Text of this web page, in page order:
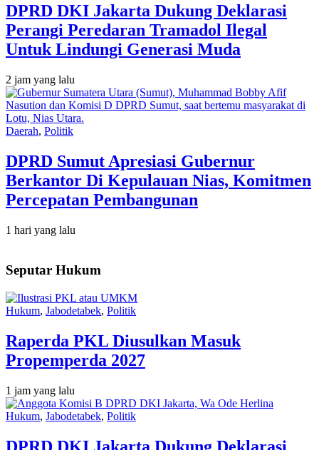
DPRD DKI Jakarta Dukung Deklarasi
Perangi Peredaran Tramadol Ilegal
Untuk Lindungi Generasi Muda
2 jam yang lalu
Daerah, Politik
DPRD Sumut Apresiasi Gubernur
Berkantor Di Kepulauan Nias, Komitmen
Percepatan Pembangunan
1 hari yang lalu
Seputar Hukum
Hukum, Jabodetabek, Politik
Raperda PKL Diusulkan Masuk
Propemperda 2027
1 jam yang lalu
Hukum, Jabodetabek, Politik
DPRD DKI Jakarta Dukung Deklarasi